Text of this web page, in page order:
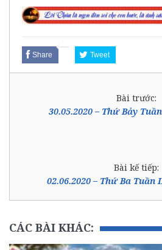
Share Tweet
Bài trước:
30.05.2020 – Thứ Bảy
Bài kế tiếp:
02.06.2020 – Thứ Ba Tuần
CÁC BÀI KHÁC: